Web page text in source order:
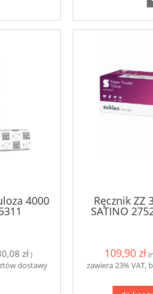
do koszyka
4000
zł)
dostawy
Ręcznik ZZ
SATINO
109,90 zł
zawiera 23% VAT,